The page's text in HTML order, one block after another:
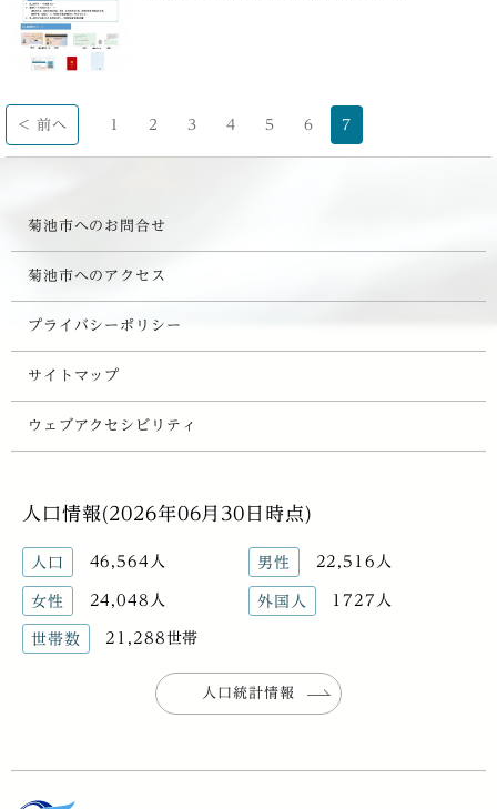
< 前へ 2 3 4 5 6 7
菊池市へのお問合せ
菊池市へのアクセス
プライバシーポリシー
サイトマップ
ウェブアクセシビリティ
人口情報(2026年06月30日時点)
人口 46,564人 男性 22,516人
女性 24,048人 外国人 1727人
世帯数 21,288世帯
人口統計情報